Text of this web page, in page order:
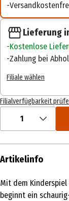
Lieferung
Kostenlose
Zahlung bei
Filiale wählen
Filialverfügbarkeit
1
Artikelinfo
Mit dem Kinderspiel
beginnt ein